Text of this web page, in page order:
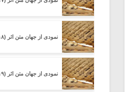
نمودی از جهان متن اثر (۱۸)
نمودی از جهان متن اثر (۱۹)